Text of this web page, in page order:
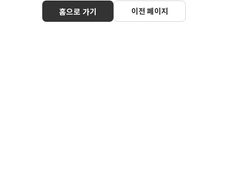
홈으로 가기 이전 페이지